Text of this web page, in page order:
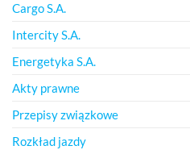
Cargo S.A.
Intercity S.A.
Energetyka S.A.
Akty prawne
Przepisy związkowe
Rozkład jazdy